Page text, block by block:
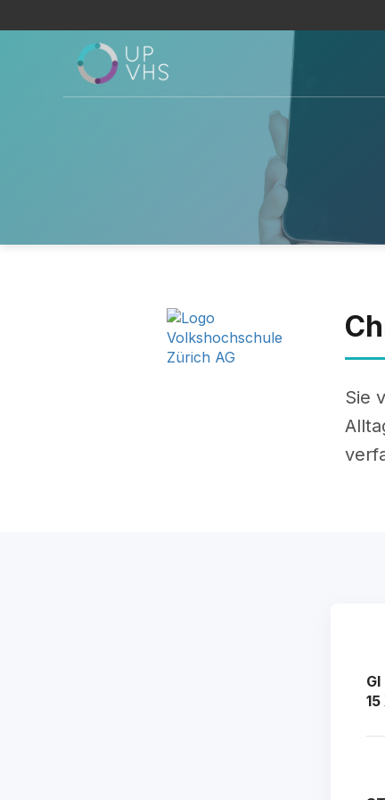
Sie
15